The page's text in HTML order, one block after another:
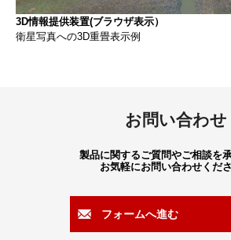
3D情報提供装置(ブラウザ表示）
衛星写真への3D重畳表示例
お問い合わせ
製品に関するご質問やご相談を承
お気軽にお問い合わせくださ
フォームへ進む